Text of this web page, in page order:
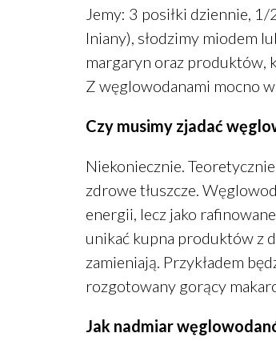
Jemy: 3 posiłki dziennie,
lniany), słodzimy miodem
margaryn oraz produktów,
Z węglowodanami mocno
Czy musimy zjadać
Niekoniecznie.
zdrowe tłuszcze.
energii, lecz jako
unikać kupna produktów z
zamieniają. Przykładem
rozgotowany gorący
Jak nadmiar